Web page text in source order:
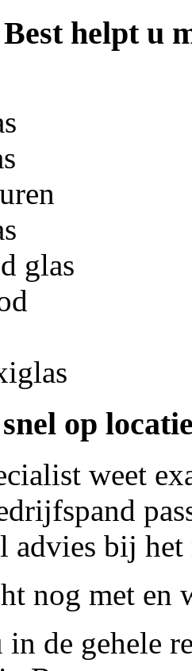
helpt u
glas
op
weet
advies bij
nog met en
de gehele